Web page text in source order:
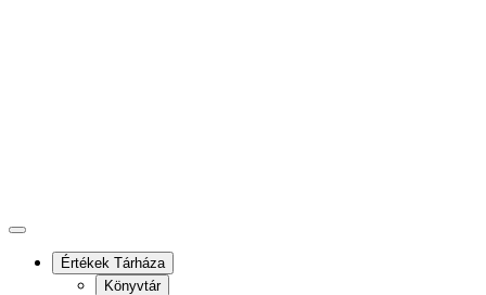
Értékek Tárháza
Könyvtár